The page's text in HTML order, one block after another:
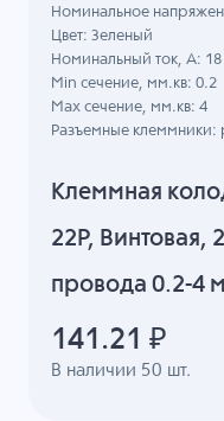
Клеммная
22P, Винтовая,
провода 0.2-4
В наличии 50 шт.
Номинальное
Цвет: Зеленый
Номинальный ток, А: 18
Min сечение, мм.кв: 0.2
Max сечение, мм.кв: 4
Разъемные клеммники:
141.21 ₽